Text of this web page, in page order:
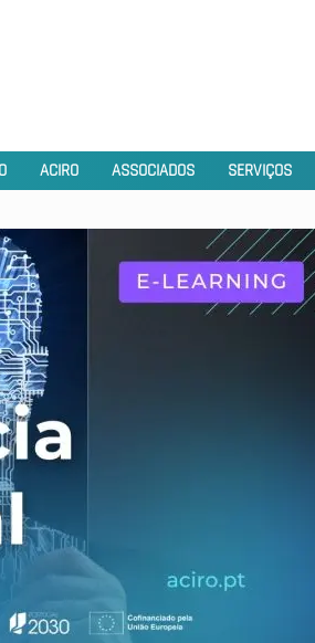
ACIRO ASSOCIADOS SERVIÇOS